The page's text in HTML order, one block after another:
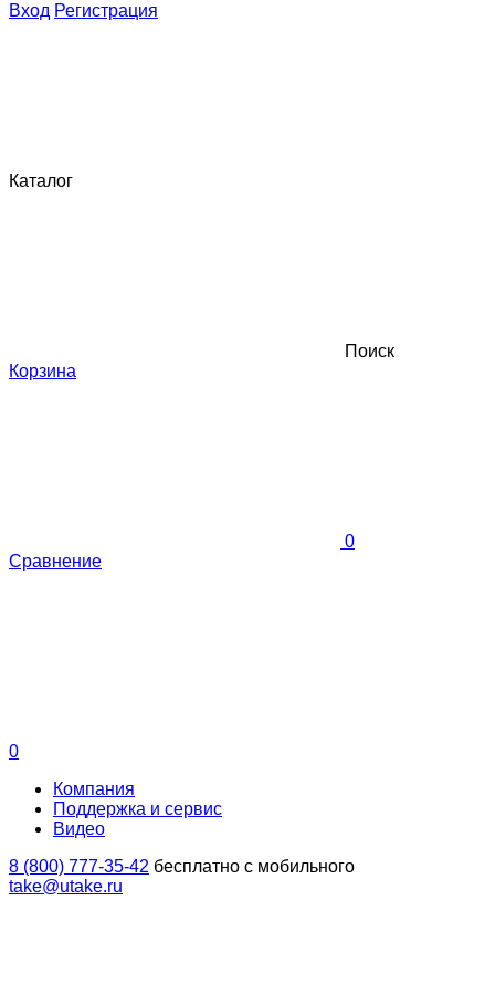
Вход Регистрация
Каталог
Поиск
Корзина
0
Сравнение
0
Компания
Поддержка и сервис
Видео
8 (800) 777-35-42 бесплатно с мобильного
take@utake.ru